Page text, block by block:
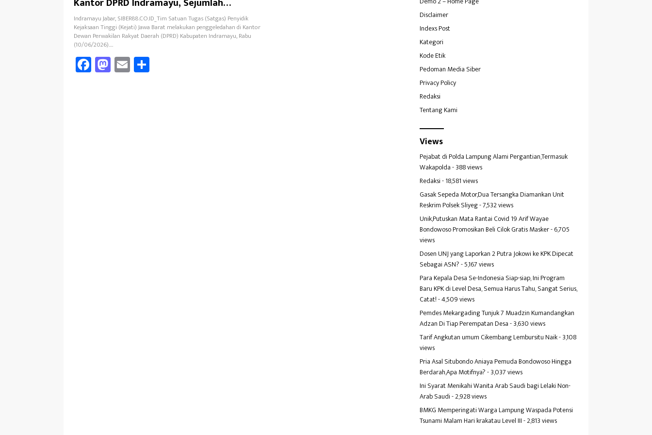
Dokumen Diamankan
Indramayu Jabar, SIBER88.CO.ID_Tim Satuan Tugas (Satgas) Penyidik
Kejaksaan Tinggi (Kejati) Jawa Barat melakukan penggeledahan di Kantor
Dewan Perwakilan Rakyat Daerah (DPRD) Kabupaten Indramayu, Rabu
(10/06/2026)….
Fa
ce
M
as
E
m
Disclaimer
Indexs Post
Kategori
Kode Etik
Pedoman Media Siber
Privacy Policy
Redaksi
Tentang Kami
Views
Pejabat di Polda Lampung Alami Pergantian,Termasuk
Wakapolda- 388 views
Redaksi- 18,581 views
Gasak Sepeda Motor,Dua Tersangka Diamankan Unit
Reskrim Polsek Sliyeg- 7,532 views
Unik,Putuskan Mata Rantai Covid 19 Arif Wayae
Bondowoso Promosikan Beli Cilok Gratis Masker- 6,705
views
Dosen UNJ yang Laporkan 2 Putra Jokowi ke KPK Dipecat
Sebagai ASN?- 5,167 views
Para Kepala Desa Se-Indonesia Siap-siap, Ini Program
Baru KPK di Level Desa, Semua Harus Tahu, Sangat Serius,
Catat!- 4,509 views
Pemdes Mekargading Tunjuk 7 Muadzin Kumandangkan
Adzan Di Tiap Perempatan Desa- 3,630 views
Tarif Angkutan umum Cikembang Lembursitu Naik- 3,108
views
Pria Asal Situbondo Aniaya Pemuda Bondowoso Hingga
Berdarah,Apa Motifnya?- 3,037 views
Ini Syarat Menikahi Wanita Arab Saudi bagi Lelaki Non-
Arab Saudi- 2,928 views
BMKG Memperingati Warga Lampung Waspada Potensi
Tsunami Malam Hari krakatau Level III- 2,813 views